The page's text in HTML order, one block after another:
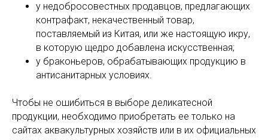
у недобросовестных продавцов, предлагающих
контрафакт, некачественный товар,
поставляемый из Китая, или же настоящую икру,
в которую щедро добавлена искусственная;
у браконьеров, обрабатывающих продукцию в
антисанитарных условиях.
Чтобы не ошибиться в выборе деликатесной
продукции, необходимо приобретать ее только на
сайтах аквакультурных хозяйств или в их официальных